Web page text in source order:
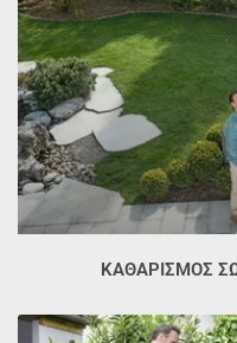
ΚΑΘΑΡΙΣΜΌΣ